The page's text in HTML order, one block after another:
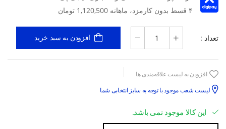
۴ قسط بدون کارمزد، ماهانه 1,120,500 تومان
تعداد : افزودن به سبد خرید
افزودن به لیست علاقه‌مندی ها
لیست شعب موجود با توجه به سایز انتخابی شما
این کالا موجود نمی باشد.